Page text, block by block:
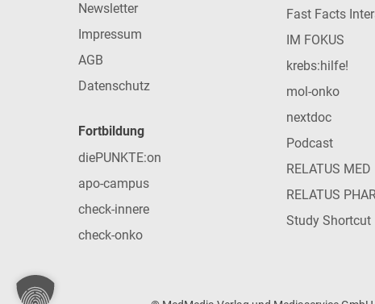
Newsletter
Impressum
AGB
Datenschutz
Fortbildung
diePUNKTE:on
apo-campus
check-innere
check-onko
Fast Facts
IM FOKUS
krebs:hilfe!
mol-onko
nextdoc
Podcast
RELATUS MED
RELATUS
Study Shortcut